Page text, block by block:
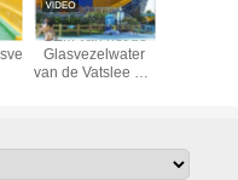
OEM van het de
Glasvezelwater
van de Vatslee het